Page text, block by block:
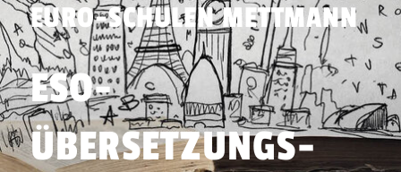
EURO-SCHULEN METTMANN
ESO-
ÜBERSETZUNGS-